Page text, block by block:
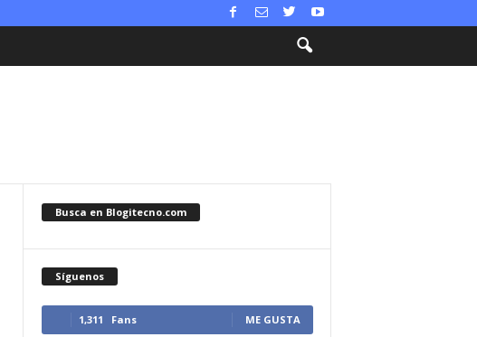
Busca en Blogitecno.com
Síguenos
1,311 Fans ME GUSTA